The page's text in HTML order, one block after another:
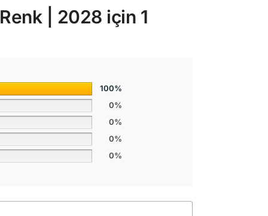
| 2028 için 1
100%
0%
0%
0%
0%